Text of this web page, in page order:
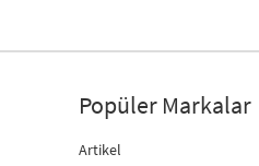
Popüler Markalar
Artikel